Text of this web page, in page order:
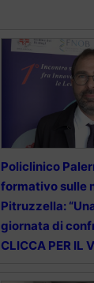
Policlinico
formativo sulle
Pitruzzella:
giornata di
CLICCA PER IL